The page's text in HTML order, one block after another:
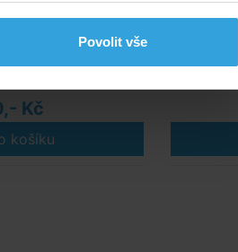
Povolit vše
u vás
Kč
košíku